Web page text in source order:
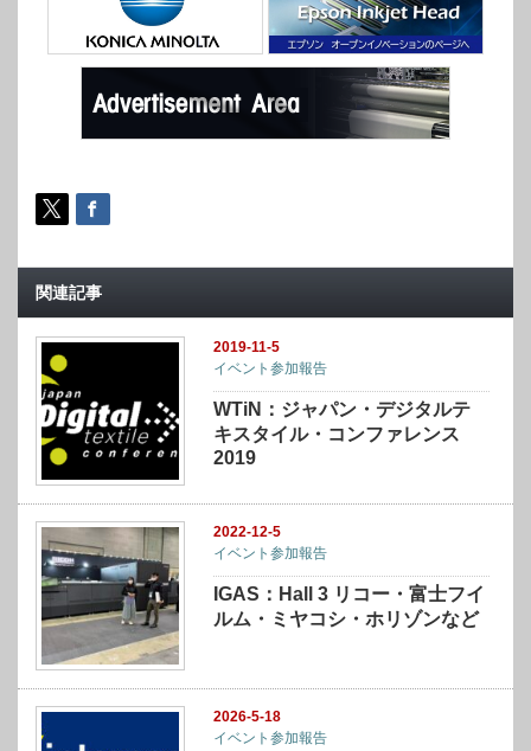
関連記事
2019-11-5
イベント参加報告
WTiN：ジャパン・デジタルテ
キスタイル・コンファレンス
2019
2022-12-5
イベント参加報告
IGAS：Hall 3 リコー・富士フイ
ルム・ミヤコシ・ホリゾンなど
2026-5-18
イベント参加報告